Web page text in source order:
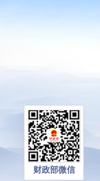
财政部微信